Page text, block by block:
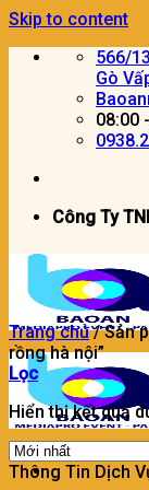
Skip to content
566/
Gò
08:00
Công Ty
Trang chủ /Sản
rồng hà nội”
Lọc
Hiển thị kết quả
Thông Tin Dịch